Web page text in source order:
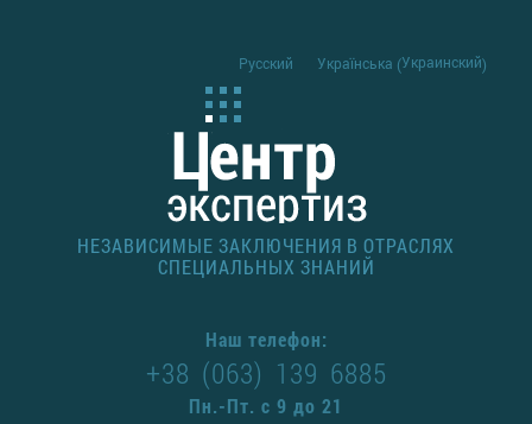
Русский Українська (Украинский)
НЕЗАВИСИМЫЕ ЗАКЛЮЧЕНИЯ В ОТРАСЛЯХ
СПЕЦИАЛЬНЫХ ЗНАНИЙ
Наш телефон:
+38 (063) 139 6885
Пн.-Пт. с 9 до 21